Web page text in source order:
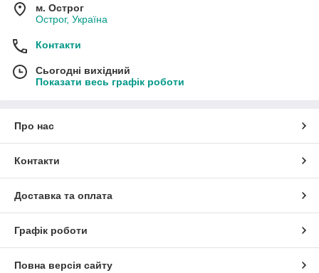
м. Острог
Острог, Україна
Контакти
Сьогодні вихідний
Показати весь графік роботи
Про нас
Контакти
Доставка та оплата
Графік роботи
Повна версія сайту